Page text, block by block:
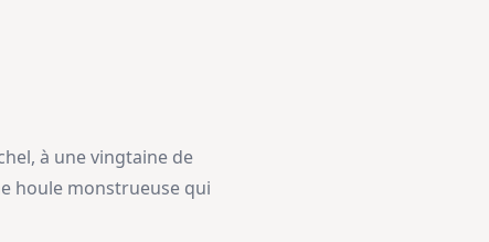
à une vingtaine de
houle monstrueuse qui